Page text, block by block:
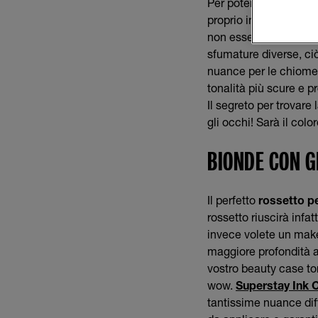
proprio incarnato
non essere
sfumature diverse,
nuance per le
tonalità più scure e
Il segreto per trovare
gli occhi! Sarà il
BIONDE CON
Il perfetto rossetto
rossetto riuscirà
invece volete un
maggiore profondità
vostro beauty case
wow. Superstay Ink
tantissime nuance